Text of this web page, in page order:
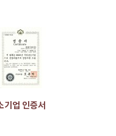
기업 인증서